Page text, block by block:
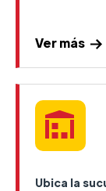
Ver más
Ubica la